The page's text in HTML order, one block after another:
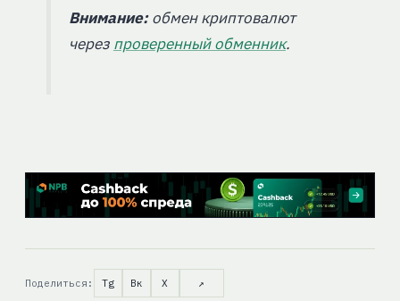
Внимание:обмен криптовалют
через проверенный обменник.
Поделиться: Tg Вк X ↗